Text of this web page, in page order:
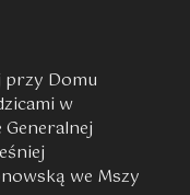
przy Domu
w
Generalnej
we Mszy